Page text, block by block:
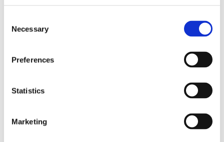
Selection
Necessary
Preferences
Statistics
Marketing